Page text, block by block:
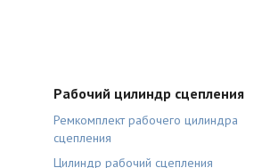
Рабочий цилиндр сцепления
Ремкомплект рабочего цилиндра
сцепления
Цилиндр рабочий сцепления